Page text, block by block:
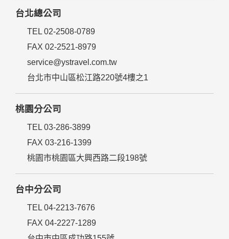
台北總公司
TEL 02-2508-0789
FAX 02-2521-8979
service@ystravel.com.tw
台北市中山區松江路220號4樓之1
桃園分公司
TEL 03-286-3899
FAX 03-216-1399
桃園市桃園區大興西路二段198號
台中分公司
TEL 04-2213-7676
FAX 04-2227-1289